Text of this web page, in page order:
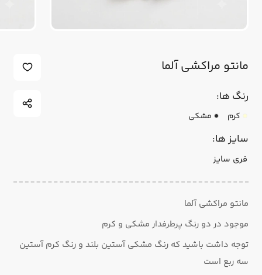
مانتو مراکشی آلما
رنگ ها:
کرم مشکی
سایز ها:
فری سایز
مانتو مراکشی آلما
موجود در دو رنگ پرطرفدار مشکی ‌و کرم
توجه داشت باشید که رنگ مشکی آستین بلند و رنگ کرم آستین
سه ربع است